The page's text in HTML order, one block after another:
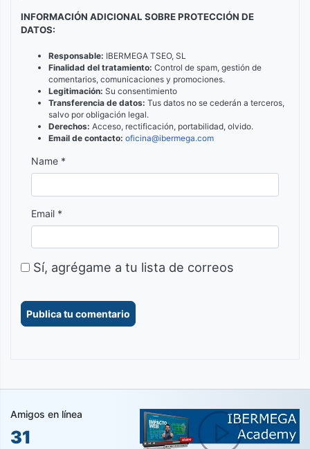
INFORMACIÓN ADICIONAL SOBRE PROTECCIÓN DE
DATOS:
Responsable: IBERMEGA TSEO, SL
Finalidad del tratamiento: Control de spam, gestión de
comentarios, comunicaciones y promociones.
Legitimación: Su consentimiento
Transferencia de datos: Tus datos no se cederán a terceros,
salvo por obligación legal.
Derechos: Acceso, rectificación, portabilidad, olvido.
Email de contacto: oficina@ibermega.com
Name *
Email *
Sí, agrégame a tu lista de correos
Amigos en línea
31